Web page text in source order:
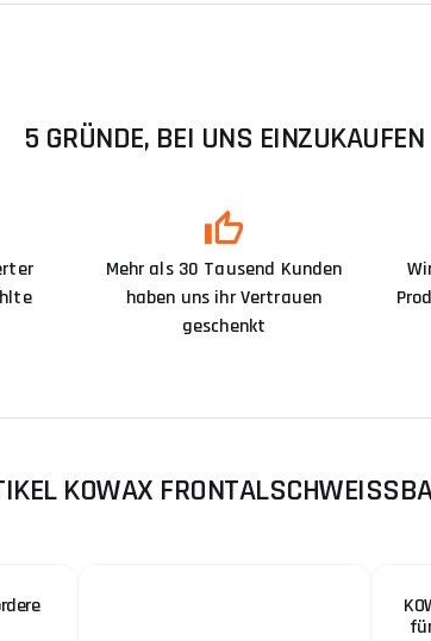
5 GRÜNDE, BEI UNS EINZUKAUFEN
Mehr als 30 Tausend Kunden
haben uns ihr Vertrauen
geschenkt
KOWAX